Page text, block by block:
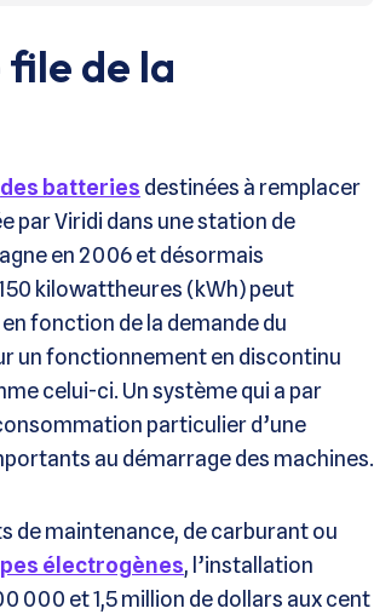
file de la
des batteries destinées à remplacer
par Viridi dans une station de
en 2006 et désormais
kilowattheures (kWh) peut
fonction de la demande du
un fonctionnement en discontinu
celui-ci. Un système qui a par
particulier d’une
au démarrage des machines.
de maintenance, de carburant ou
électrogènes, l’installation
000 et 1,5 million de dollars aux cent